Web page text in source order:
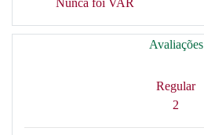
Nunca foi VAR
Avaliações
Regular
2